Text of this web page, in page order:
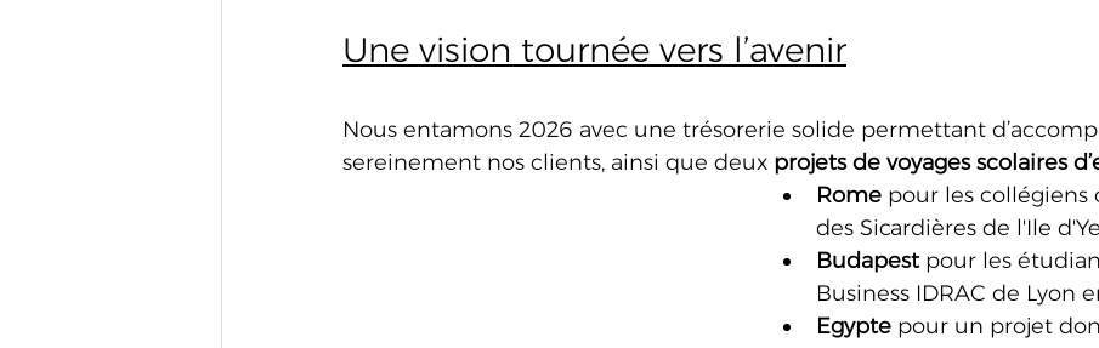
Une vision tournée vers l’avenir
Nous entamons 2026 avec une trésorerie solide permettant
sereinement nos clients, ainsi que deux projets de voyages scolaires
Rome pour les collégiens
des Sicardières de l'Ile
Budapest pour les
Business IDRAC de Lyon
Egypte pour un projet